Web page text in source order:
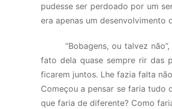
pudesse ser perdoado por um
era apenas um desenvolvimento
“Bobagens, ou talvez
fato dela quase sempre rir das
ficarem juntos. Lhe fazia falta
Começou a pensar se faria tudo
que faria de diferente? Como